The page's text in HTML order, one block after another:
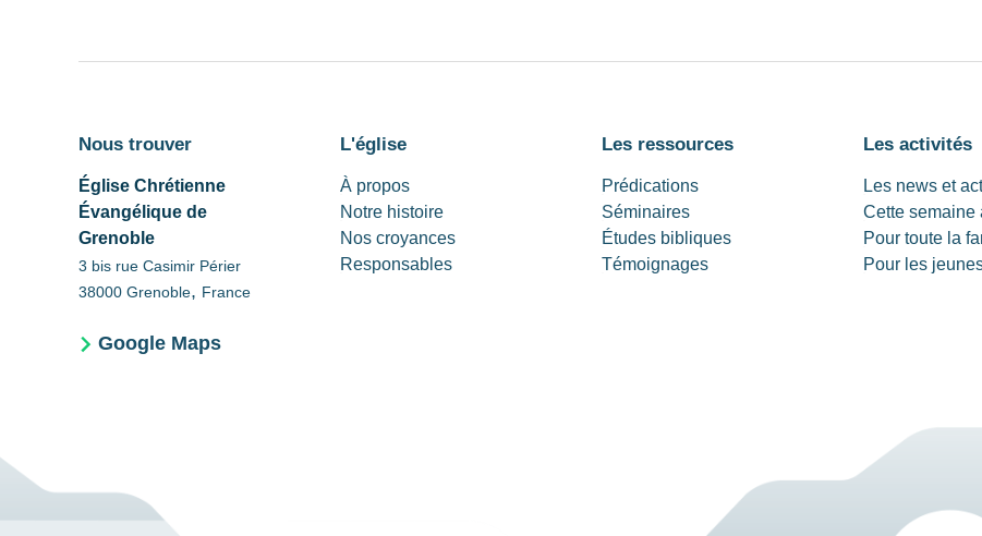
Nous trouver
Église Chrétienne
Évangélique de
Grenoble
3 bis rue Casimir Périer
38000 Grenoble, France
Google Maps
L'église
À propos
Notre histoire
Nos croyances
Responsables
Les ressources
Prédications
Séminaires
Études bibliques
Témoignages
Les activités
Les news et
Cette semaine
Pour toute la
Pour les